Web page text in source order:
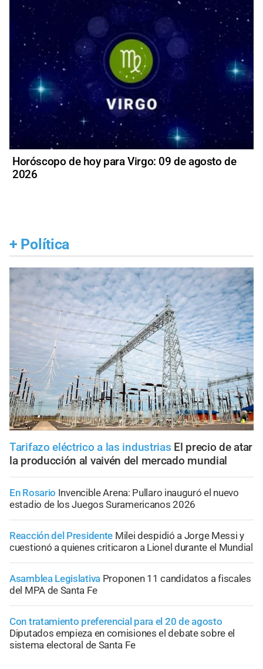
Horóscopo de hoy para Virgo: 09 de agosto de
2026
+ Política
Tarifazo eléctrico a las industrias El precio de atar
la producción al vaivén del mercado mundial
En Rosario Invencible Arena: Pullaro inauguró el nuevo
estadio de los Juegos Suramericanos 2026
Reacción del Presidente Milei despidió a Jorge Messi y
cuestionó a quienes criticaron a Lionel durante el Mundial
Asamblea Legislativa Proponen 11 candidatos a fiscales
del MPA de Santa Fe
Con tratamiento preferencial para el 20 de agosto
Diputados empieza en comisiones el debate sobre el
sistema electoral de Santa Fe